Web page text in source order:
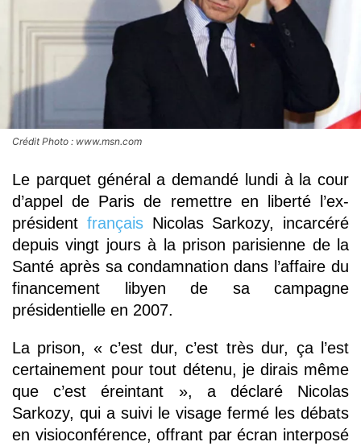
Crédit Photo : www.msn.com
Le parquet général a demandé lundi à la cour
d’appel de Paris de remettre en liberté l’ex-
président françaisNicolas Sarkozy, incarcéré
depuis vingt jours à la prison parisienne de la
Santé après sa condamnation dans l’affaire du
financement libyen de sa campagne
présidentielle en 2007.
La prison, « c’est dur, c’est très dur, ça l’est
certainement pour tout détenu, je dirais même
que c’est éreintant », a déclaré Nicolas
Sarkozy, qui a suivi le visage fermé les débats
en visioconférence, offrant par écran interposé